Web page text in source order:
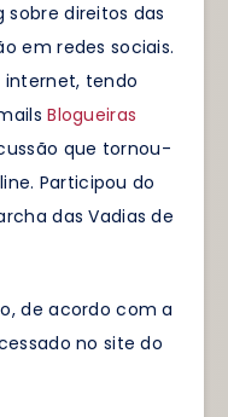
direitos das
em redes sociais.
internet, tendo
Blogueiras
que tornou-
Participou do
das Vadias de
de acordo com a
no site do